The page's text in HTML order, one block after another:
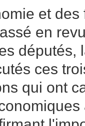
et des
en
députés,
ces
qui ont